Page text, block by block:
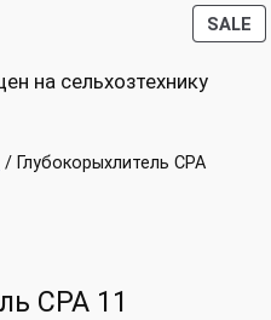
на сельхозтехнику
/ Глубокорыхлитель CPA
CPA 11
SALE
SALE